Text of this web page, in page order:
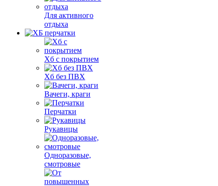
Для активного
отдыха
Хб с покрытием
Хб без ПВХ
Вачеги, краги
Перчатки
Рукавицы
Одноразовые,
смотровые